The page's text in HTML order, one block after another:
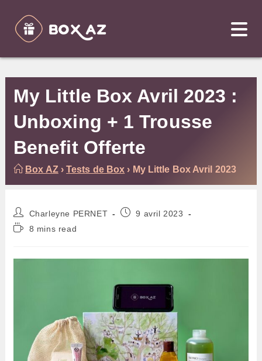
content
My Little Box Avril 2023 :
Unboxing + 1 Trousse
Benefit Offerte
Box AZ›Tests de Box › My Little Box Avril 2023
Auteur/autrice
de
la
Charleyne PERNET
Publication
9 avril 2023
Temps8 mins read